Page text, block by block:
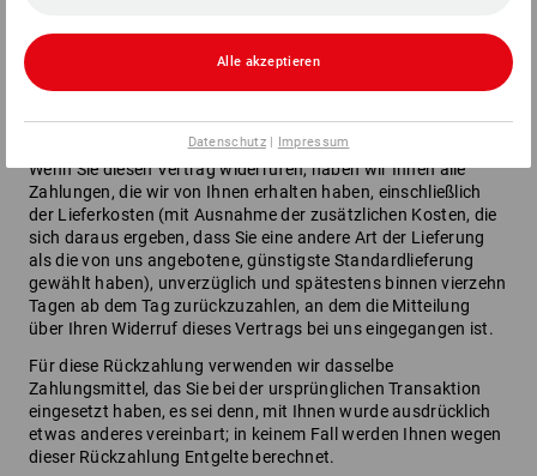
Zur Wahrung der Widerrufsfrist reicht es aus, dass Sie die
Mitteilung über die Ausübung des Widerrufsrechts vor Ablauf
der Widerrufsfrist absenden.
Wenn Sie diesen Vertrag widerrufen, haben wir Ihnen alle
Zahlungen, die wir von Ihnen erhalten haben, einschließlich
der Lieferkosten (mit Ausnahme der zusätzlichen Kosten, die
sich daraus ergeben, dass Sie eine andere Art der Lieferung
als die von uns angebotene, günstigste Standardlieferung
gewählt haben), unverzüglich und spätestens binnen vierzehn
Tagen ab dem Tag zurückzuzahlen, an dem die Mitteilung
über Ihren Widerruf dieses Vertrags bei uns eingegangen ist.
Für diese Rückzahlung verwenden wir dasselbe
Zahlungsmittel, das Sie bei der ursprünglichen Transaktion
eingesetzt haben, es sei denn, mit Ihnen wurde ausdrücklich
etwas anderes vereinbart; in keinem Fall werden Ihnen wegen
dieser Rückzahlung Entgelte berechnet.
Alle akzeptieren
Datenschutz| Impressum